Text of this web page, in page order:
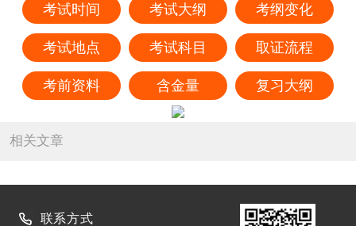
考试时间 考试大纲 考纲变化
考试地点 考试科目 取证流程
考前资料 含金量 复习大纲
相关文章
联系方式